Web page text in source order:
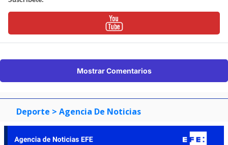
Jannik Sinner también renunció a
sumó a Carlos Alcaraz
Javier Zamorano
Periodista de Deportes en BioBioChile